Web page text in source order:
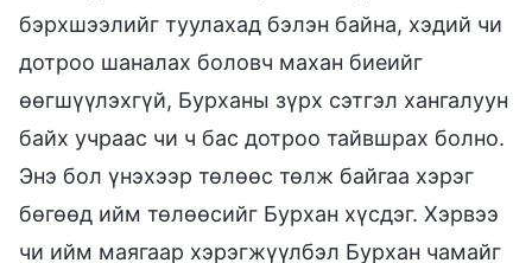
бэрхшээлийг туулахад бэлэн байна, хэдий чи
дотроо шаналах боловч махан биеийг
өөгшүүлэхгүй, Бурханы зүрх сэтгэл хангалуун
байх учраас чи ч бас дотроо тайвшрах болно.
Энэ бол үнэхээр төлөөс төлж байгаа хэрэг
бөгөөд ийм төлөөсийг Бурхан хүсдэг. Хэрвээ
чи ийм маягаар хэрэгжүүлбэл Бурхан чамайг